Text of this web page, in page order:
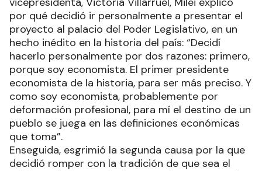
por qué decidió ir personalmente a presentar el
proyecto al palacio del Poder Legislativo, en un
hecho inédito en la historia del país: “Decidí
hacerlo personalmente por dos razones: primero,
porque soy economista. El primer presidente
economista de la historia, para ser más preciso. Y
como soy economista, probablemente por
deformación profesional, para mí el destino de un
pueblo se juega en las definiciones económicas
que toma”.
Enseguida, esgrimió la segunda causa por la que
decidió romper con la tradición de que sea el